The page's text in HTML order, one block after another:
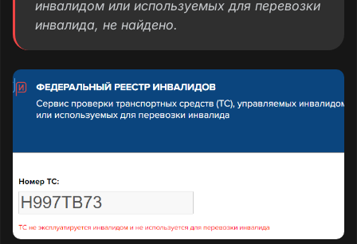
инвалидом или используемых для перевозки
инвалида, не найдено.